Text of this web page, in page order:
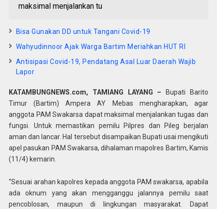
maksimal menjalankan tu
Bisa Gunakan DD untuk Tangani Covid-19
Wahyudinnoor Ajak Warga Bartim Meriahkan HUT RI
Antisipasi Covid-19, Pendatang Asal Luar Daerah Wajib
Lapor
KATAMBUNGNEWS.com, TAMIANG LAYANG – Bupati Barito
Timur (Bartim) Ampera AY Mebas mengharapkan, agar
anggota PAM Swakarsa dapat maksimal menjalankan tugas dan
fungsi. Untuk memastikan pemilu Pilpres dan Pileg berjalan
aman dan lancar. Hal tersebut disampaikan Bupati usai mengikuti
apel pasukan PAM Swakarsa, dihalaman mapolres Bartim, Kamis
(11/4) kemarin.
“Sesuai arahan kapolres kepada anggota PAM swakarsa, apabila
ada oknum yang akan mengganggu jalannya pemilu saat
pencoblosan, maupun di lingkungan masyarakat. Dapat